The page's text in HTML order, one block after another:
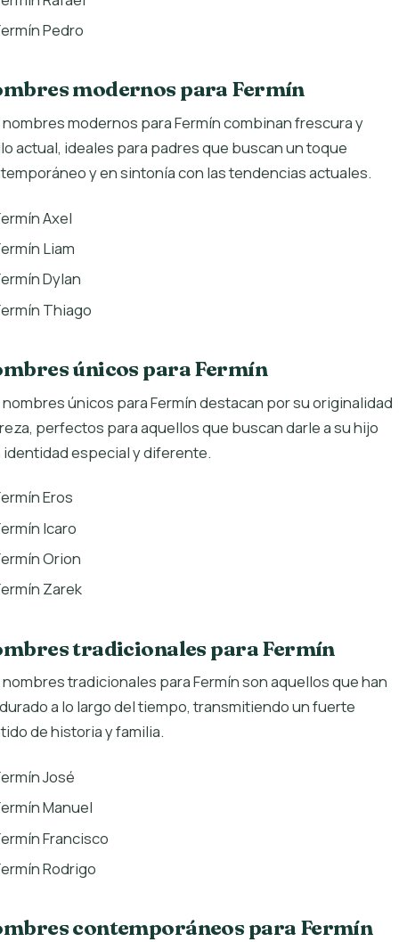
Pedro
modernos para Fermín
modernos para Fermín combinan frescura y
actual, ideales para padres que buscan un toque
y en sintonía con las tendencias actuales.
Axel
Liam
Dylan
Thiago
únicos para Fermín
únicos para Fermín destacan por su originalidad
perfectos para aquellos que buscan darle a su hijo
identidad especial y diferente.
Eros
Icaro
Orion
Zarek
tradicionales para Fermín
tradicionales para Fermín son aquellos que han
a lo largo del tiempo, transmitiendo un fuerte
de historia y familia.
José
Manuel
Francisco
Rodrigo
contemporáneos para Fermín